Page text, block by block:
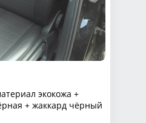
экокожа +
+ жаккард чёрный